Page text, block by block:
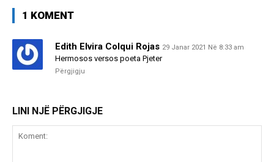
1 KOMENT
Edith Elvira Colqui Rojas 29 Janar 2021 Në 8:33 am
Hermosos versos poeta Pjeter
Përgjigju
LINI NJË PËRGJIGJE